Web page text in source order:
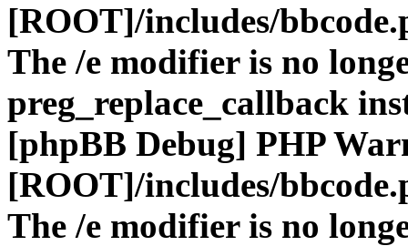
[ROOT]/includes/
The /e modifier is no
preg_replace_callback
[phpBB Debug] PHP
[ROOT]/includes/
The /e modifier is no